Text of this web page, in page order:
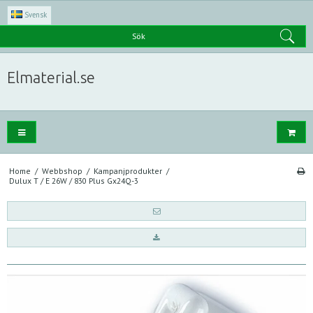
Svensk
Sök
Elmaterial.se
Home / Webbshop / Kampanjprodukter /
Dulux T / E 26W / 830 Plus Gx24Q-3